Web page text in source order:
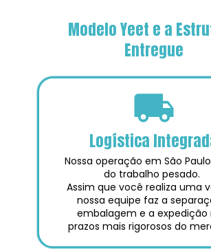
Modelo Yeet e a
Entregue
Logística
Nossa operação em São
do trabalho pesado.
Assim que você realiza uma
nossa equipe faz a
embalagem e a expedição
prazos mais rigorosos do